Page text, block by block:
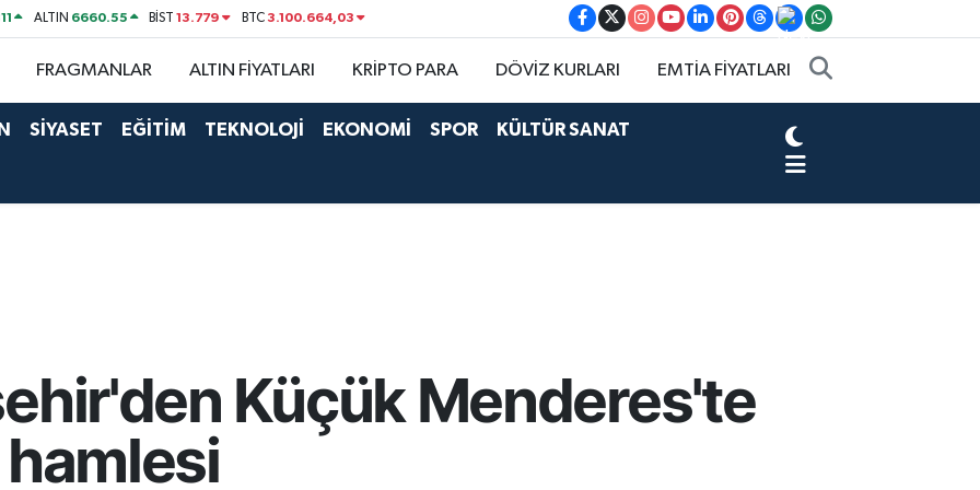
ALTIN 6660.55 BİST13.779 BTC3.100.664,03
FRAGMANLAR ALTIN FİYATLARI KRİPTO PARA DÖVİZ KURLARI EMTİA FİYATLARI
SİYASET EĞİTİM TEKNOLOJİ EKONOMİ SPOR KÜLTÜR SANAT
Küçük Menderes'te